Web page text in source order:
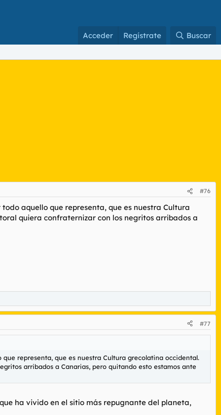
Acceder Regístrate Buscar
#76
aquello que representa, que es nuestra Cultura
quiera confraternizar con los negritos arribados a
#77
representa, que es nuestra Cultura grecolatina occidental.
arribados a Canarias, pero quitando esto estamos ante
ha vivido en el sitio más repugnante del planeta,